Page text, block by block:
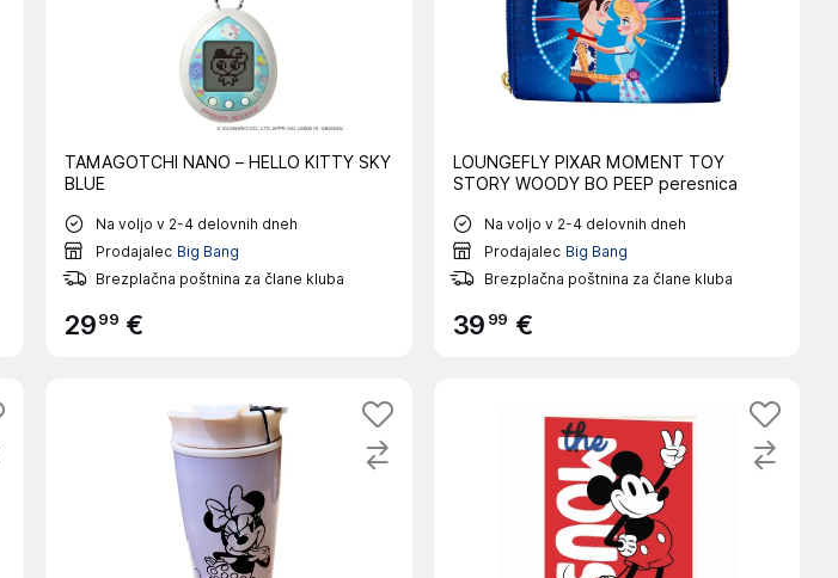
TAMAGOTCHI NANO – HELLO KITTY SKY
BLUE
Na voljo v 2-4 delovnih dneh
Prodajalec Big Bang
Brezplačna poštnina za člane kluba
2999 €
LOUNGEFLY PIXAR MOMENT TOY
STORY WOODY BO PEEP peresnica
Na voljo v 2-4 delovnih dneh
Prodajalec Big Bang
Brezplačna poštnina za člane kluba
39 99 €